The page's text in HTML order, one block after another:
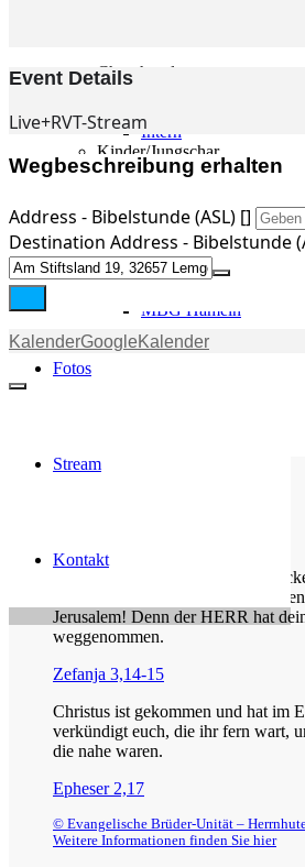
Churchtools
Intern
Kinder/Jungschar
Gott in deinem Alltag
Freizeiten 2026
Soccercamp Lemgo
Junge Erwachsene
Junge Erwachsene
MBG Hameln
Fotos
Stream
Kontakt
Event Details
Live+RVT-Stream
Wegbeschreibung erhalten
Address - Bibelstunde (ASL) []
Destination Address - Bibelstunde
KalenderGoogleKalender
Jauchze, du Tochter Zion!
und sei fröhlich von ganzem
Jerusalem! Denn der HERR hat
weggenommen.
Zefanja 3,14-15
Christus ist gekommen und hat im
verkündigt euch, die ihr fern wart,
die nahe waren.
Epheser 2,17
© Evangelische Brüder-Unität –
Weitere Informationen finden Sie hier